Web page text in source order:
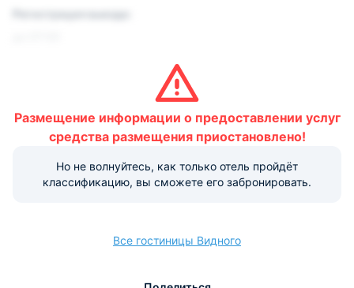
Работа стойки регистрации:
Условия и правила проживания:
Размещение домашних животных не допускается.
Варианты оплаты, доступные на ресепшене:
Этот объект размещения принимает только
Размещение информации о предоставлении услуг
средства размещения приостановлено!
Но не волнуйтесь, как только отель пройдёт
классификацию, вы сможете его забронировать.
Все гостиницы Видного